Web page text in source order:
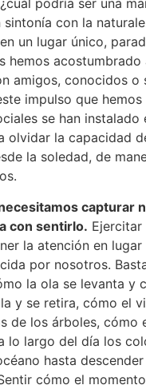
podría ser una
sintonía con la
un lugar único,
hemos
amigos, conocidos o
impulso que
se han instalado
olvidar la capacidad
la soledad, de
capturar
con sentirlo.
la atención en
por nosotros.
la ola se levanta y
y se retira, cómo el
de los árboles, cómo
lo largo del día los
hasta
cómo el